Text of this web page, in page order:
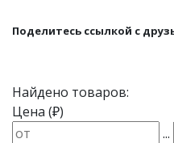
Поделитесь ссылкой с
Найдено товаров:
Цена (₽)
...